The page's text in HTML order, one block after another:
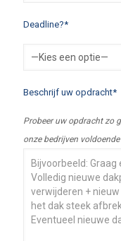
Deadline?*
Beschrijf uw opdracht*
Probeer uw opdracht zo
onze bedrijven